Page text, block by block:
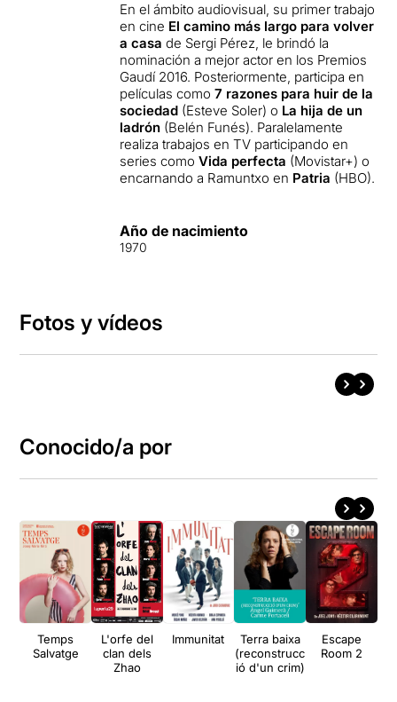
En el ámbito audiovisual, su primer trabajo
en cine El camino más largo para volver
a casade Sergi Pérez, le brindó la
nominación a mejor actor en los Premios
Gaudí 2016. Posteriormente, participa en
películas como7 razones para huir de la
sociedad (Esteve Soler) o La hija de un
ladrón (Belén Funés). Paralelamente
realiza trabajos en TV participando en
series comoVida perfecta (Movistar+) o
encarnando a Ramuntxo en Patria (HBO).
Año de nacimiento
1970
Fotos y vídeos
Conocido/a por
Temps
Salvatge
L'orfe del
clan dels
Zhao
Immunitat
Terra baixa
(reconstrucc
ió d'un crim)
Escape
Room 2